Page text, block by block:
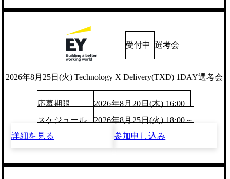
受付中 選考会
2026年8月25日(火) Technology X Delivery(TXD) 1DAY選考会
応募期限
2026年8月20日(木) 16:00
スケジュール
2026年8月25日(火) 18:00～
詳細を見る
参加申し込み